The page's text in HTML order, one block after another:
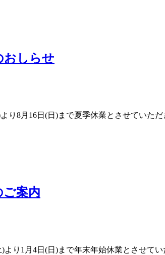
おしらせ
り8月16日(日)まで夏季休業とさせていた
ご案内
)より1月4日(日)まで年末年始休業とさせ